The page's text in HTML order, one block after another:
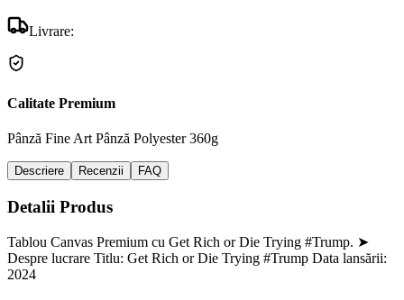
Livrare:
Calitate Premium
Pânză Fine Art Pânză Polyester 360g
Descriere Recenzii FAQ
Detalii Produs
Tablou Canvas Premium cu Get Rich or Die Trying #Trump. ➤
Despre lucrare Titlu: Get Rich or Die Trying #Trump Data lansării:
2024